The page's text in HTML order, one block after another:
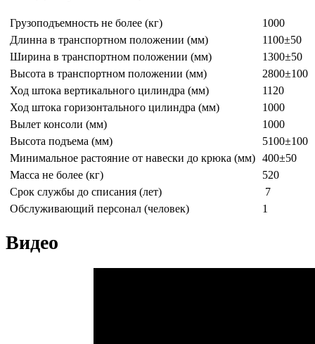
Грузоподъемность не более (кг)
1000
Длинна в транспортном положении (мм)
1100±50
Ширина в транспортном положении (мм)
1300±50
Высота в транспортном положении (мм)
2800±100
Ход штока вертикального цилиндра (мм)
1120
Ход штока горизонтального цилиндра (мм)
1000
Вылет консоли (мм)
1000
Высота подъема (мм)
5100±100
Минимальное растояние от навески до крюка (мм) 400±50
Масса не более (кг)
520
Срок службы до списания (лет)
7
Обслуживающий персонал (человек)
1
Видео